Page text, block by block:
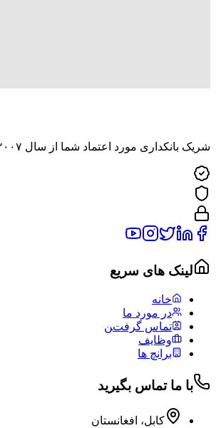
شریک بانکداری مورد اعتماد شما از سال ۲۰۰۷، ارائه دهنده راه‌حل‌های مالی نوآورانه در سراسر افغانستان.
لینک های سریع
خانه
در مورد ما
تماس گرفتن
وظایف
برانچ ها
با ما تماس بگیرید
کابل، افغانستان